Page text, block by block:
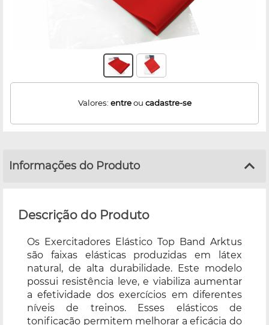
Valores: entreou cadastre-se
Informações do Produto
Descrição do Produto
Os Exercitadores Elástico Top Band Arktus
são faixas elásticas produzidas em látex
natural, de alta durabilidade. Este modelo
possui resistência leve, e viabiliza aumentar
a efetividade dos exercícios em diferentes
níveis de treinos. Esses elásticos de
tonificação permitem melhorar a eficácia do